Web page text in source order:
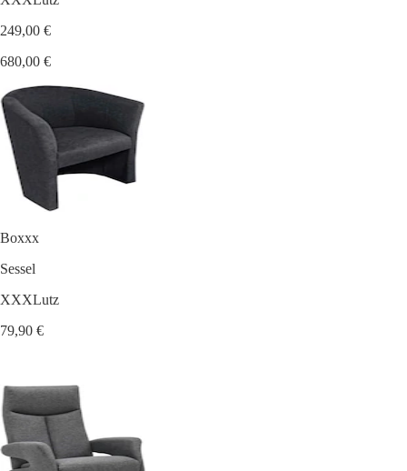
249,00 €
680,00 €
Boxxx
Sessel
XXXLutz
79,90 €